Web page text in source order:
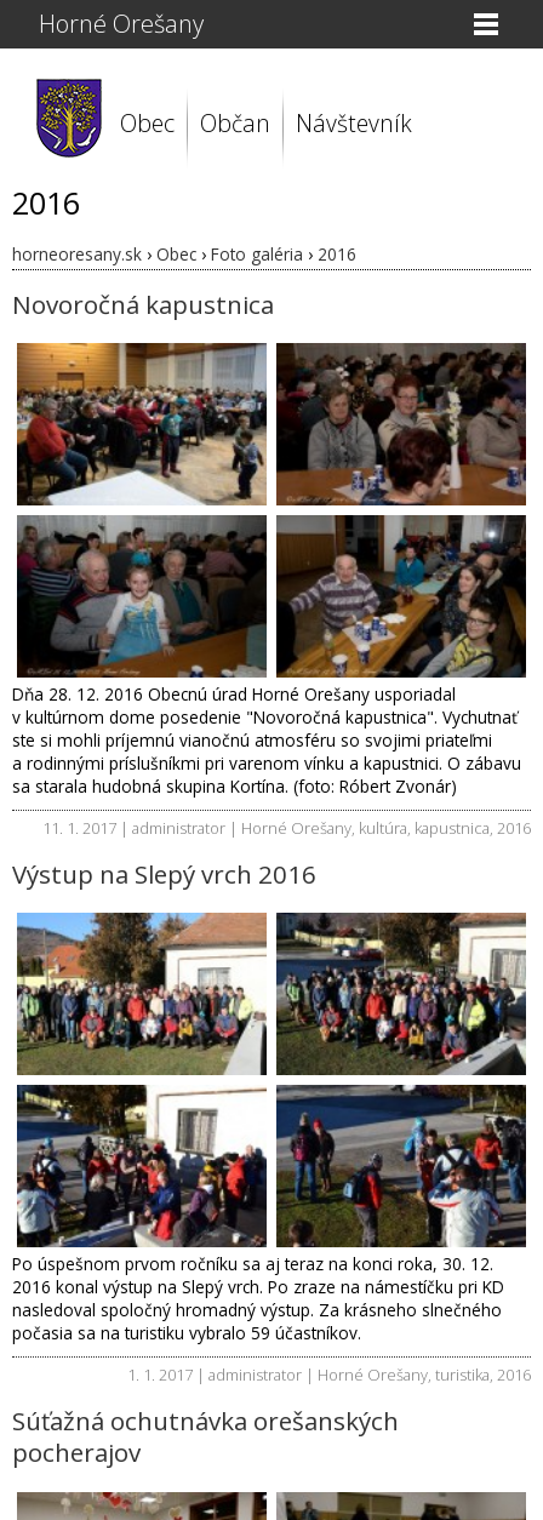
Horné Orešany
Obec Občan Návštevník
2016
horneoresany.sk › Obec › Foto galéria › 2016
Novoročná kapustnica
Dňa 28. 12. 2016 Obecnú úrad Horné Orešany usporiadal
v kultúrnom dome posedenie "Novoročná kapustnica". Vychutnať
ste si mohli príjemnú vianočnú atmosféru so svojimi priateľmi
a rodinnými príslušníkmi pri varenom vínku a kapustnici. O zábavu
sa starala hudobná skupina Kortína. (foto: Róbert Zvonár)
11. 1. 2017 | administrator | Horné Orešany, kultúra, kapustnica, 2016
Výstup na Slepý vrch 2016
Po úspešnom prvom ročníku sa aj teraz na konci roka, 30. 12.
2016 konal výstup na Slepý vrch. Po zraze na námestíčku pri KD
nasledoval spoločný hromadný výstup. Za krásneho slnečného
počasia sa na turistiku vybralo 59 účastníkov.
1. 1. 2017 | administrator | Horné Orešany, turistika, 2016
Súťažná ochutnávka orešanských
pocherajov